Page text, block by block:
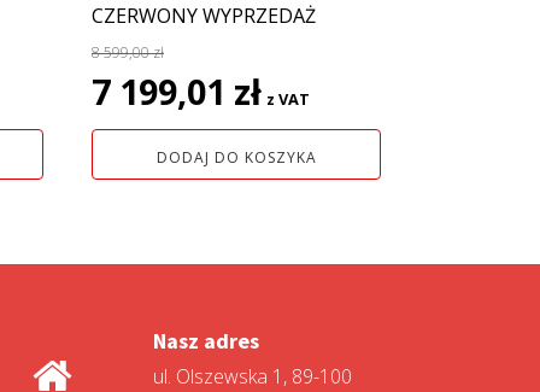
CZERWONY WYPRZEDAŻ
8 599,00zł
Pierwotna
cena
wynosiła:
7 199,01 zł cena
wynosi:
7
z VAT
DODAJ DO KOSZYKA
Nasz adres
ul. Olszewska 1, 89-100